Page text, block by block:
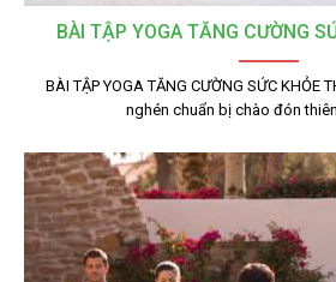
BÀI TẬP YOGA TĂNG CƯỜNG
BÀI TẬP YOGA TĂNG CƯỜNG SỨC KHỎE
nghén chuẩn bị chào đón thiên